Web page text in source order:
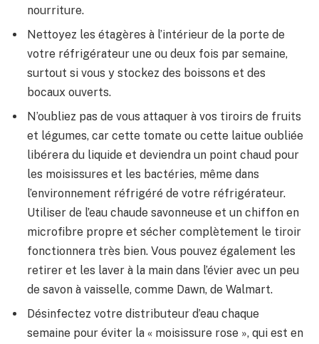
nourriture.
Nettoyez les étagères à l’intérieur de la porte de
votre réfrigérateur une ou deux fois par semaine,
surtout si vous y stockez des boissons et des
bocaux ouverts.
N’oubliez pas de vous attaquer à vos tiroirs de fruits
et légumes, car cette tomate ou cette laitue oubliée
libérera du liquide et deviendra un point chaud pour
les moisissures et les bactéries, même dans
l’environnement réfrigéré de votre réfrigérateur.
Utiliser de l’eau chaude savonneuse et un chiffon en
microfibre propre et sécher complètement le tiroir
fonctionnera très bien. Vous pouvez également les
retirer et les laver à la main dans l’évier avec un peu
de savon à vaisselle, comme Dawn, de Walmart.
Désinfectez votre distributeur d’eau chaque
semaine pour éviter la « moisissure rose », qui est en